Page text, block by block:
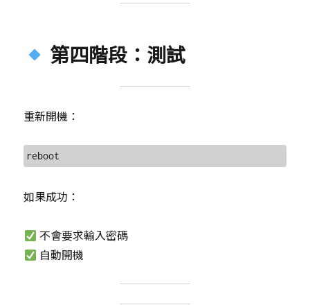
第四階段：測試
重新開機：
如果成功：
不會要求輸入密碼
自動開機